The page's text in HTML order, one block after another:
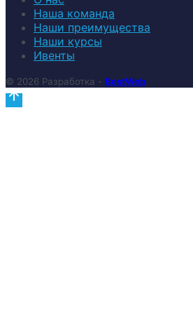
Наша команда
Наши преимущества
Наши курсы
Ивенты
© 2026 Разработка - BestWeb